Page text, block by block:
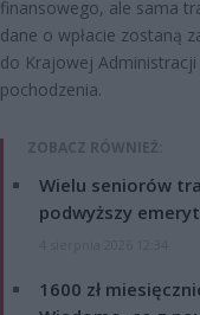
finansowego, ale sama
dane o wpłacie zostaną
do Krajowej
pochodzenia.
ZOBACZ RÓWNIEŻ:
Wielu seniorów
podwyższy
1600 zł